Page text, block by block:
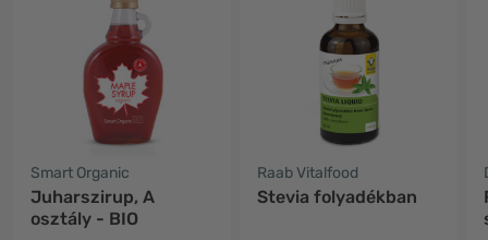
Smart Organic
Juharszirup, A
osztály - BIO
Raab Vitalfood
Stevia folyadékban